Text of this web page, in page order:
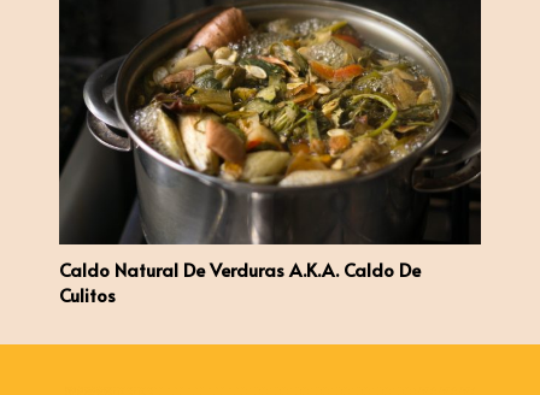
Caldo Natural De Verduras A.k.a. Caldo De
Culitos